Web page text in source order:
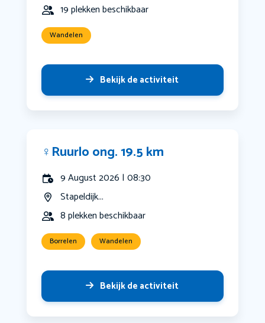
19 plekken beschikbaar
Wandelen
Bekijk de activiteit
‍♀️Ruurlo ong. 19.5 km
9 August 2026 | 08:30
Stapeldijk...
8 plekken beschikbaar
Borrelen Wandelen
Bekijk de activiteit